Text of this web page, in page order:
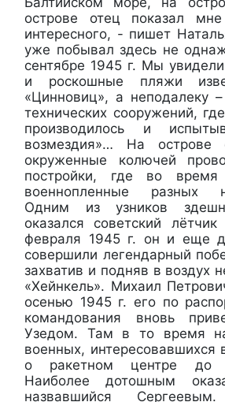
острове отец показал
интересного, - пишет
уже побывал здесь не
сентябре 1945 г. Мы
и роскошные пляжи
«Цинновиц», а неподалеку
технических сооружений,
производилось и
возмездия»… На острове
окруженные колючей
постройки, где во время
военнопленные разных
Одним из узников
оказался советский
февраля 1945 г. он и еще
совершили легендарный
захватив и подняв в воздух
«Хейнкель». Михаил
осенью 1945 г. его по
командования вновь
Узедом. Там в то время
военных, интересовавшихся
о ракетном центре до
Наиболее дотошным
назвавшийся